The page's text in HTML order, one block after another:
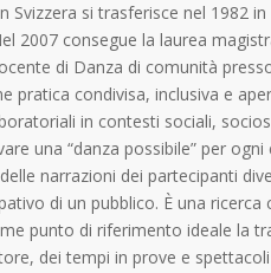
Svizzera si trasferisce nel 1982
2007 consegue la laurea
di Danza di comunità
pratica condivisa, inclusiva e
in contesti sociali,
una “danza possibile” per
narrazioni dei partecipanti
di un pubblico. È una
punto di riferimento ideale la
dei tempi in prove e